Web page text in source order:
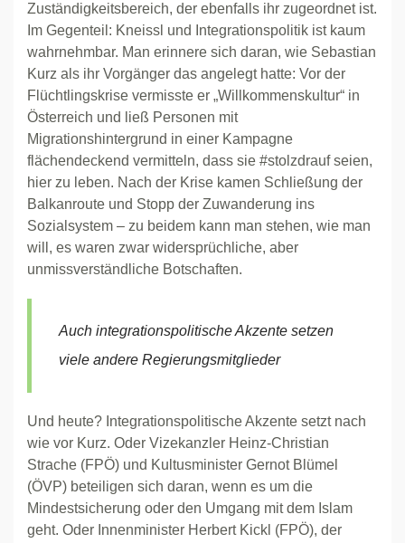
Zuständigkeitsbereich, der ebenfalls ihr zugeordnet ist.
Im Gegenteil: Kneissl und Integrationspolitik ist kaum
wahrnehmbar. Man erinnere sich daran, wie Sebastian
Kurz als ihr Vorgänger das angelegt hatte: Vor der
Flüchtlingskrise vermisste er „Willkommenskultur“ in
Österreich und ließ Personen mit
Migrationshintergrund in einer Kampagne
flächendeckend vermitteln, dass sie #stolzdrauf seien,
hier zu leben. Nach der Krise kamen Schließung der
Balkanroute und Stopp der Zuwanderung ins
Sozialsystem – zu beidem kann man stehen, wie man
will, es waren zwar widersprüchliche, aber
unmissverständliche Botschaften.
Auch integrationspolitische Akzente setzen
viele andere Regierungsmitglieder
Und heute? Integrationspolitische Akzente setzt nach
wie vor Kurz. Oder Vizekanzler Heinz-Christian
Strache (FPÖ) und Kultusminister Gernot Blümel
(ÖVP) beteiligen sich daran, wenn es um die
Mindestsicherung oder den Umgang mit dem Islam
geht. Oder Innenminister Herbert Kickl (FPÖ), der